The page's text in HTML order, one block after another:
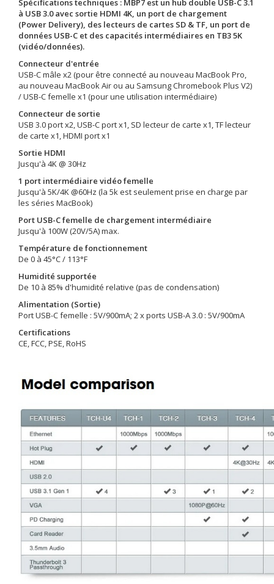
Spécifications techniques : MBP7 est un hub double USB-C 3.1
à USB 3.0 avec sortie HDMI 4K, un port de chargement
(Power Delivery), des lecteurs de cartes SD & TF, un port de
données USB-C et des capacités intermédiaires en TB3 5K
(vidéo/données).
Connecteur d'entrée
USB-C mâle x2 (pour être connecté au nouveau MacBook Pro,
au nouveau MacBook Air ou au Samsung Chromebook Plus V2)
/ USB-C femelle x1 (pour une utilisation intermédiaire)
Connecteur de sortie
USB 3.0 port x2, USB-C port x1, SD lecteur de carte x1, TF lecteur
de carte x1, HDMI port x1
Sortie HDMI
Jusqu'à 4K @ 30Hz
1 port intermédiaire vidéo femelle
Jusqu'à 5K/4K @60Hz (la 5k est seulement prise en charge par
les séries MacBook)
Port USB-C femelle de chargement intermédiaire
Jusqu'à 100W (20V/5A) max.
Température de fonctionnement
De 0 à 45°C / 113°F
Humidité supportée
De 10 à 85% d'humidité relative (pas de condensation)
Alimentation (Sortie)
Port USB-C femelle : 5V/900mA; 2 x ports USB-A 3.0 : 5V/900mA
Certifications
CE, FCC, PSE, RoHS